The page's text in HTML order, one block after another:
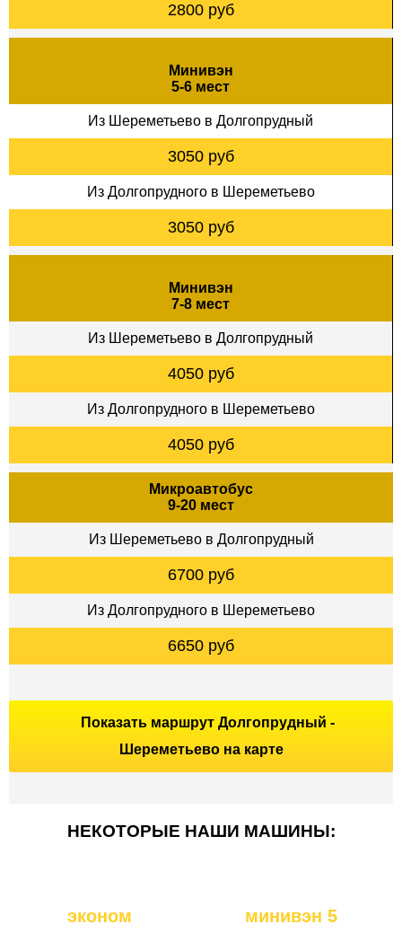
2800 руб
Минивэн
5-6 мест
Из Шереметьево в Долгопрудный
3050 руб
Из Долгопрудного в Шереметьево
3050 руб
Минивэн
7-8 мест
Из Шереметьево в Долгопрудный
4050 руб
Из Долгопрудного в Шереметьево
4050 руб
Микроавтобус
9-20 мест
Из Шереметьево в Долгопрудный
6700 руб
Из Долгопрудного в Шереметьево
6650 руб
Показать маршрут Долгопрудный -
Шереметьево на карте
НЕКОТОРЫЕ НАШИ МАШИНЫ:
эконом минивэн 5